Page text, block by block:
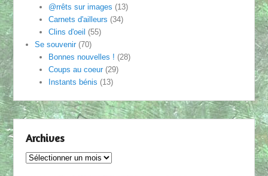
@rrêts sur images (13)
Carnets d'ailleurs (34)
Clins d'oeil (55)
Se souvenir(70)
Bonnes nouvelles ! (28)
Coups au coeur(29)
Instants bénis (13)
Archives
Archives